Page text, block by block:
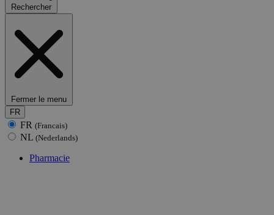
Rechercher
Fermer le menu
FR
FR (Francais)
NL (Nederlands)
Pharmacie